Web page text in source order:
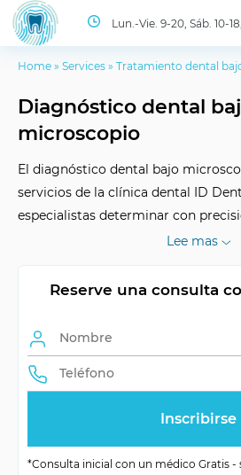
Lun.-Vie. 9-20, Sáb. 10-
Home » Services » Tratamiento dental
Diagnóstico dental
microscopio
El diagnóstico dental bajo
servicios de la clínica dental ID
especialistas determinar con
salvar el diente y ofrecer la opción
diagnóstico
Ventajas
Casos
Precisión del
Alta,
Lee mas
Reserve una consulta
*Consulta inicial con un médico Gratis